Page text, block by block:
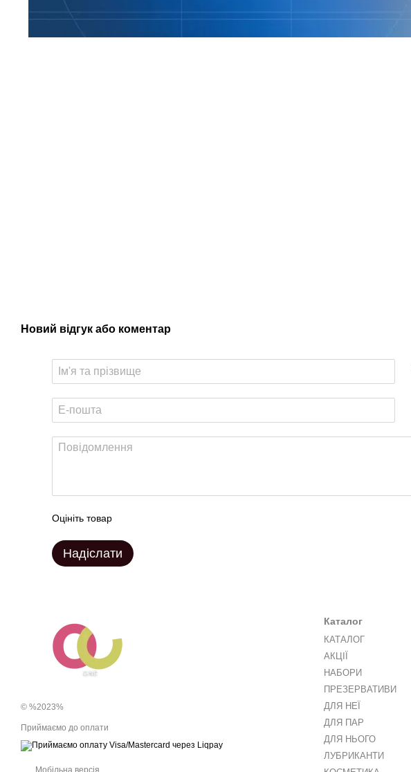
Новий відгук або коментар
Оцініть товар
Надіслати
© %2023%
Приймаємо до оплати
Каталог
КАТАЛОГ
АКЦІЇ
НАБОРИ
ПРЕЗЕРВАТИВИ
ДЛЯ НЕЇ
ДЛЯ ПАР
ДЛЯ НЬОГО
ЛУБРИКАНТИ